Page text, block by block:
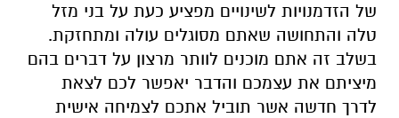
של הזדמנויות לשינויים מפציע כעת על בני מזל
טלה והתחושה שאתם מסוגלים עולה ומתחזקת.
בשלב זה אתם מוכנים לוותר מרצון על דברים בהם
מיציתם את עצמכם והדבר יאפשר לכם לצאת
לדרך חדשה אשר תוביל אתכם לצמיחה אישית